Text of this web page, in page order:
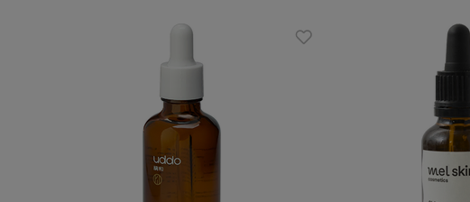
wegańska formuła
nietypowy zapach egzotycznego owocu
odpowiednia do każdych włosów, bez
wczesz maskę w umyte, odsączone z nadmiaru